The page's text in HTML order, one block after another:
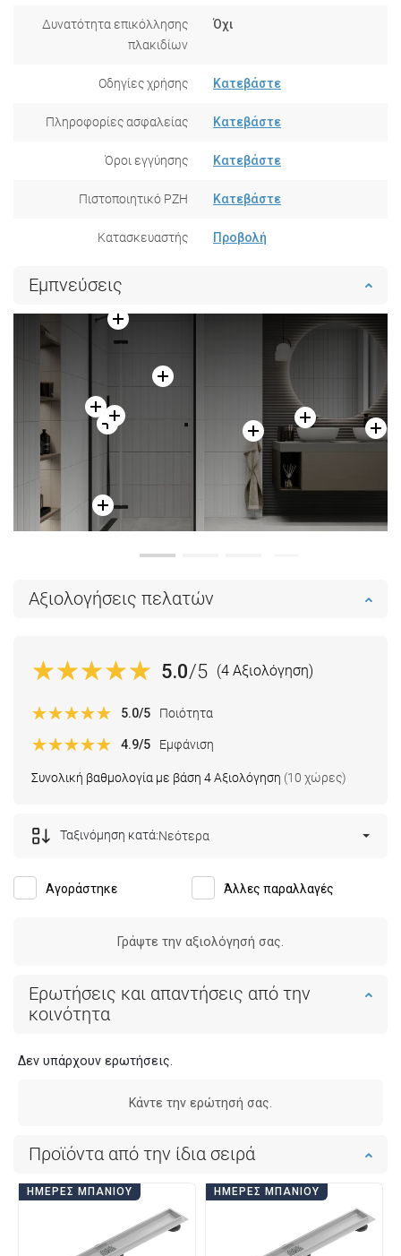
Δυνατότητα επικόλλησης
πλακιδίων
Όχι
Οδηγίες χρήσης Κατεβάστε
Πληροφορίες ασφαλείας Κατεβάστε
Όροι εγγύησης Κατεβάστε
Πιστοποιητικό PZH Κατεβάστε
Κατασκευαστής Προβολή
Εμπνεύσεις
Αξιολογήσεις πελατών
5.0/5 (4 Αξιολόγηση)
Συνολική βαθμολογία με βάση 4 Αξιολόγηση (10 χώρες)
5.0/5 Ποιότητα
4.9/5 Εμφάνιση
Αγοράστηκε Άλλες παραλλαγές
Ταξινόμηση κατά:Νεότερα
Γράψτε την αξιολόγησή σας.
Ερωτήσεις και απαντήσεις από την
κοινότητα
Δεν υπάρχουν ερωτήσεις.
Κάντε την ερώτησή σας.
Προϊόντα από την ίδια σειρά
ΗΜΈΡΕΣ ΜΠΆΝΙΟΥ ΗΜΈΡΕΣ ΜΠΆΝΙΟΥ